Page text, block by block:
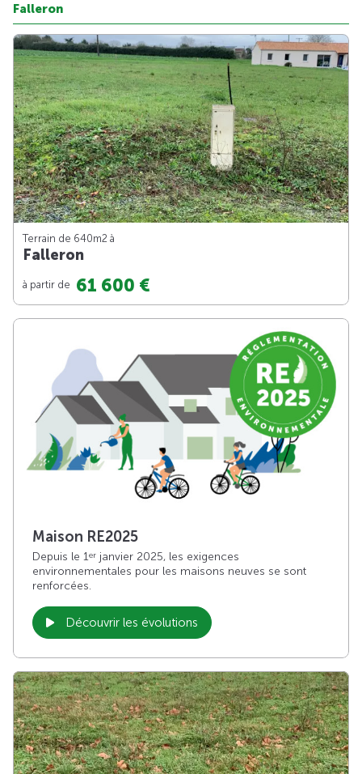
Falleron
Terrain de 640m2 à
Falleron
à partir de 61 600 €
Maison RE2025
Depuis le 1er janvier 2025, les exigences
environnementales pour les maisons neuves se sont
renforcées.
Découvrir les évolutions